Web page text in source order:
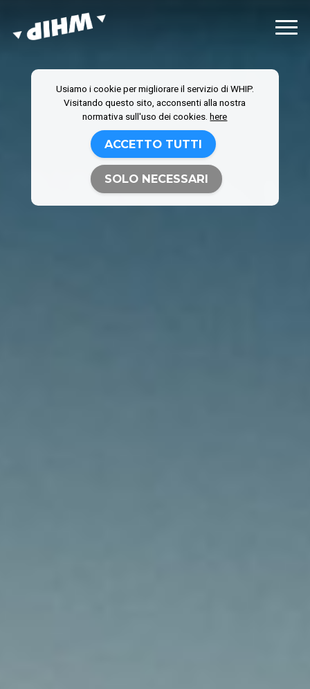
Usiamo i cookie per migliorare il servizio di WHIP.
Visitando questo sito, acconsenti alla nostra
normativa sull'uso dei cookies.here
ACCETTO TUTTI
SOLO NECESSARI